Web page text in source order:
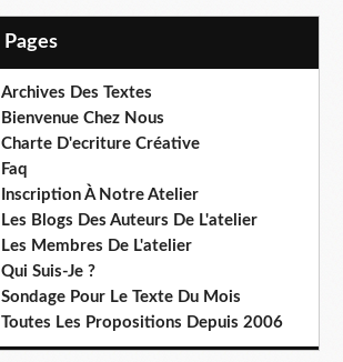
Pages
Archives Des Textes
Bienvenue Chez Nous
Charte D'ecriture Créative
Faq
Inscription À Notre Atelier
Les Blogs Des Auteurs De L'atelier
Les Membres De L'atelier
Qui Suis-Je ?
Sondage Pour Le Texte Du Mois
Toutes Les Propositions Depuis 2006